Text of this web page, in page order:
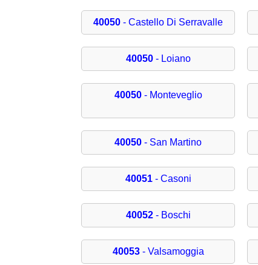
40050 - Castello Di Serravalle
40050- Loiano
40050- Monteveglio
40050 - San Martino
40051- Casoni
40052- Boschi
40053- Valsamoggia